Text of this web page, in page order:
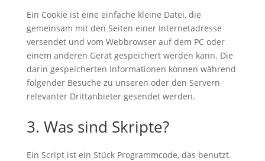
Ein Cookie ist eine einfache kleine Datei, die
gemeinsam mit den Seiten einer Internetadresse
versendet und vom Webbrowser auf dem PC oder
einem anderen Gerät gespeichert werden kann. Die
darin gespeicherten Informationen können während
folgender Besuche zu unseren oder den Servern
relevanter Drittanbieter gesendet werden.
3. Was sind Skripte?
Ein Script ist ein Stück Programmcode, das benutzt